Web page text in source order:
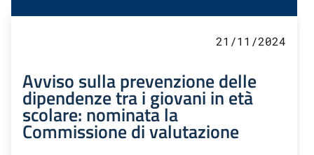
21/11/2024
Avviso sulla prevenzione delle
dipendenze tra i giovani in età
scolare: nominata la
Commissione di valutazione